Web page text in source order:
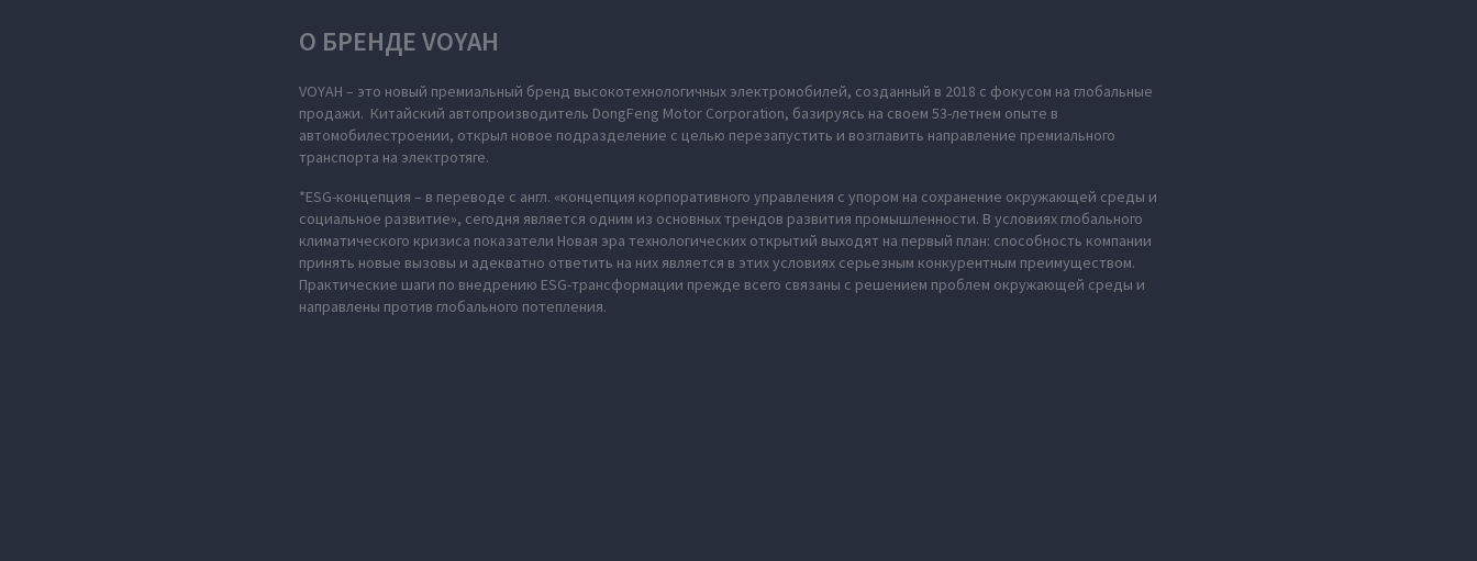
О БРЕНДЕ VOYAH
VOYAH – это новый премиальный бренд высокотехнологичных электромобилей, созданный в 2018 с фокусом на глобальные
продажи. Китайский автопроизводитель DongFeng Motor Corporation, базируясь на своем 53-летнем опыте в
автомобилестроении, открыл новое подразделение с целью перезапустить и возглавить направление премиального
транспорта на электротяге.
*ESG-концепция – в переводе с англ. «концепция корпоративного управления с упором на сохранение окружающей среды и
социальное развитие», сегодня является одним из основных трендов развития промышленности. В условиях глобального
климатического кризиса показатели Новая эра технологических открытий выходят на первый план: способность компании
принять новые вызовы и адекватно ответить на них является в этих условиях серьезным конкурентным преимуществом.
Практические шаги по внедрению ESG-трансформации прежде всего связаны с решением проблем окружающей среды и
направлены против глобального потепления.